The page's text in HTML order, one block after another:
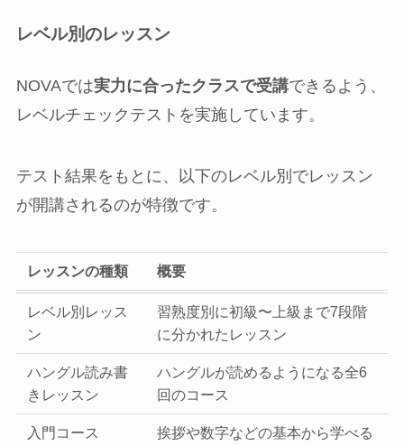
レベル別のレッスン
NOVAでは実力に合ったクラスで受講できるよう、
レベルチェックテストを実施しています。
テスト結果をもとに、以下のレベル別でレッスン
が開講されるのが特徴です。
レッスンの種類 概要
レベル別レッス
ン
習熟度別に初級〜上級まで7段階
に分かれたレッスン
ハングル読み書
きレッスン
ハングルが読めるようになる全6
回のコース
入門コース
挨拶や数字などの基本から学べる